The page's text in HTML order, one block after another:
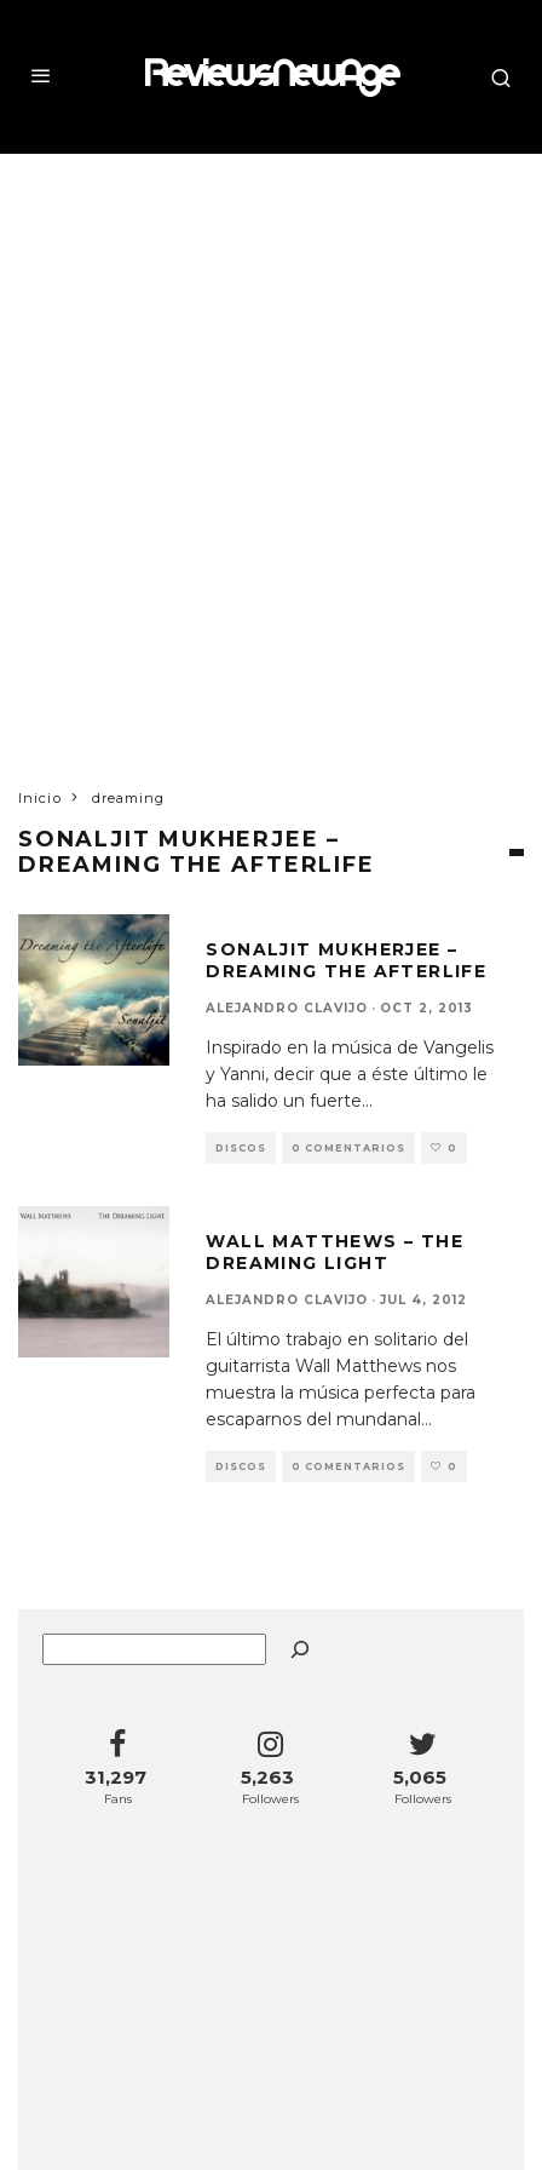
Inicio dreaming
SONALJIT MUKHERJEE –
DREAMING THE AFTERLIFE
SONALJIT MUKHERJEE –
DREAMING THE AFTERLIFE
ALEJANDRO CLAVIJO · OCT 2, 2013
Inspirado en la música de Vangelis
y Yanni, decir que a éste último le
ha salido un fuerte...
DISCOS 0 COMENTARIOS 0
WALL MATTHEWS – THE
DREAMING LIGHT
ALEJANDRO CLAVIJO · JUL 4, 2012
El último trabajo en solitario del
guitarrista Wall Matthews nos
muestra la música perfecta para
escaparnos del mundanal...
DISCOS 0 COMENTARIOS 0
31,297
Fans
5,263
Followers
5,065
Followers